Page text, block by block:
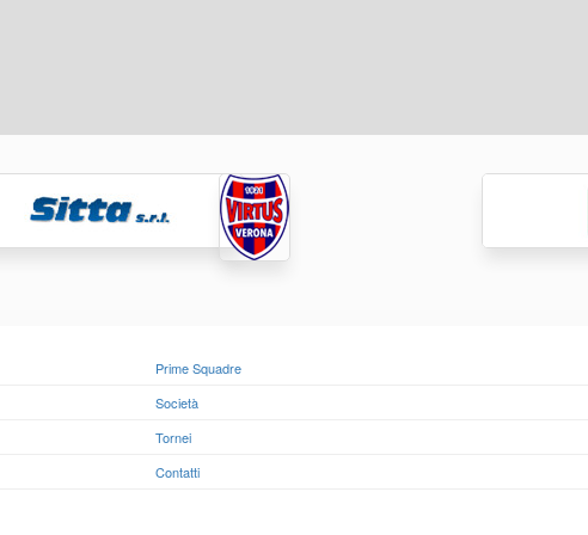
Prime Squadre
Società
Tornei
Contatti